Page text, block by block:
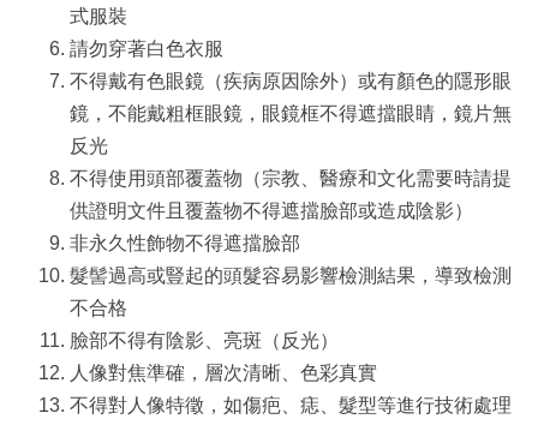
式服裝
請勿穿著白色衣服
不得戴有色眼鏡（疾病原因除外）或有顏色的隱形眼
鏡，不能戴粗框眼鏡，眼鏡框不得遮擋眼睛，鏡片無
反光
不得使用頭部覆蓋物（宗教、醫療和文化需要時請提
供證明文件且覆蓋物不得遮擋臉部或造成陰影）
非永久性飾物不得遮擋臉部
髮髻過高或豎起的頭髮容易影響檢測結果，導致檢測
不合格
臉部不得有陰影、亮斑（反光）
人像對焦準確，層次清晰、色彩真實
不得對人像特徵，如傷疤、痣、髮型等進行技術處理